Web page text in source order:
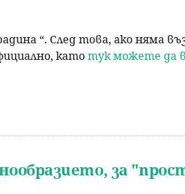
“. След това, ако няма
катотук можете да
за